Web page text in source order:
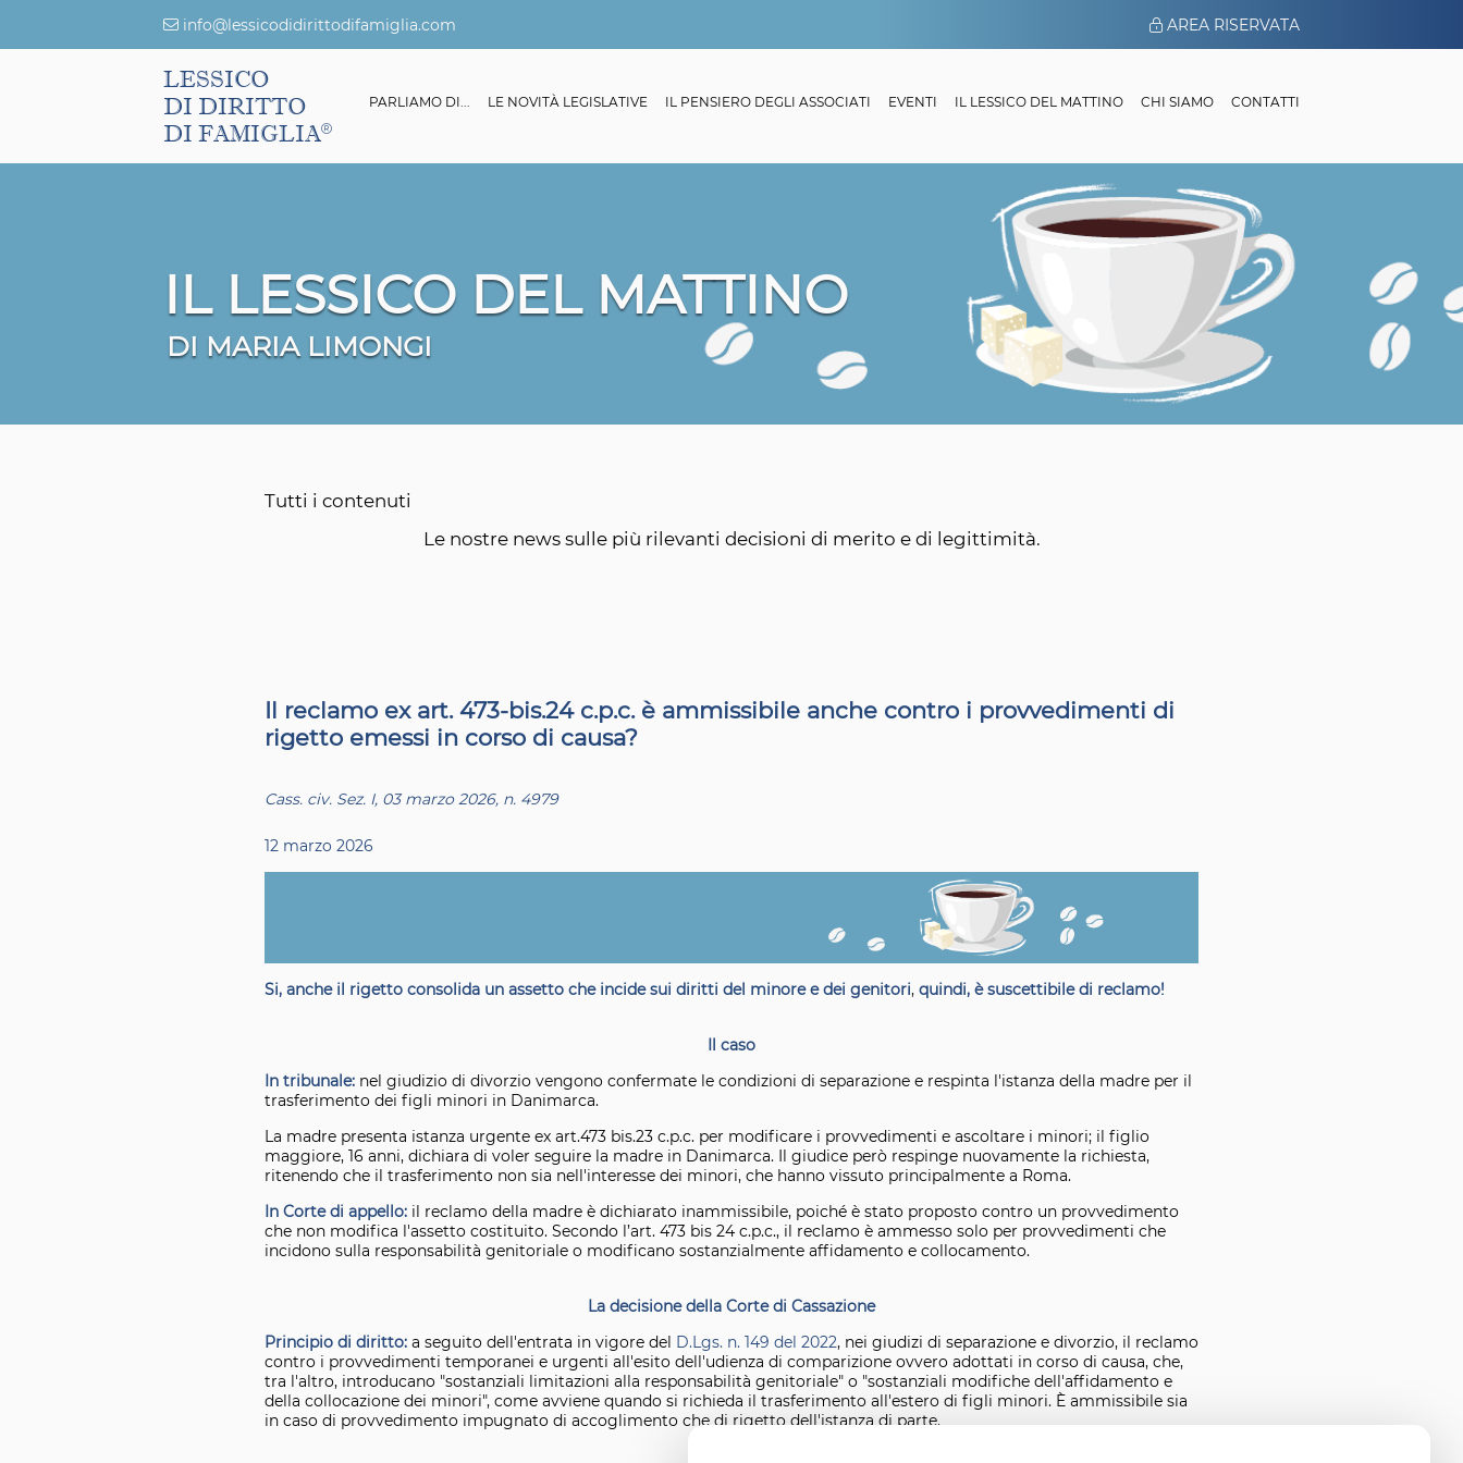
info@lessicodidirittodifamiglia.com AREA RISERVATA
LESSICO
DI DIRITTO
DI FAMIGLIA
DI DIRITTO DI FAMIGLIA GIURISPRUDENZA PARLIAMO DI... LE NOVITÀ LEGISLATIVE IL PENSIERO DEGLI ASSOCIATI EVENTI IL LESSICO DEL MATTINO CHI SIAMO CONTATTI
IL LESSICO DEL MATTINO
DI MARIA LIMONGI
Tutti i contenuti
Le nostre news sulle più rilevanti decisioni di merito e di legittimità.
Il reclamo ex art. 473-bis.24 c.p.c. è ammissibile anche contro i provvedimenti di
rigetto emessi in corso di causa?
Cass. civ. Sez. I, 03 marzo 2026, n. 4979
12 marzo 2026
Si, anche il rigetto consolida un assetto che incide sui diritti del minore e dei genitori, quindi, è suscettibile di reclamo!
Il caso
In tribunale: nel giudizio di divorzio vengono confermate le condizioni di separazione e respinta l'istanza della madre per il
trasferimento dei figli minori in Danimarca.
La madre presenta istanza urgente ex art.473 bis.23 c.p.c. per modificare i provvedimenti e ascoltare i minori; il figlio
maggiore, 16 anni, dichiara di voler seguire la madre in Danimarca. Il giudice però respinge nuovamente la richiesta,
ritenendo che il trasferimento non sia nell'interesse dei minori, che hanno vissuto principalmente a Roma.
In Corte di appello:il reclamo della madre è dichiarato inammissibile, poiché è stato proposto contro un provvedimento
che non modifica l'assetto costituito. Secondo l’art. 473 bis 24 c.p.c., il reclamo è ammesso solo per provvedimenti che
incidono sulla responsabilità genitoriale o modificano sostanzialmente affidamento e collocamento.
La decisione della Corte di Cassazione
Principio di diritto:a seguito dell'entrata in vigore del D.Lgs. n. 149 del 2022, nei giudizi di separazione e divorzio, il reclamo
contro i provvedimenti temporanei e urgenti all'esito dell'udienza di comparizione ovvero adottati in corso di causa, che,
tra l'altro, introducano "sostanziali limitazioni alla responsabilità genitoriale" o "sostanziali modifiche dell'affidamento e
della collocazione dei minori", come avviene quando si richieda il trasferimento all'estero di figli minori. È ammissibile sia
in caso di provvedimento impugnato di accoglimento che di rigetto dell'istanza di parte.